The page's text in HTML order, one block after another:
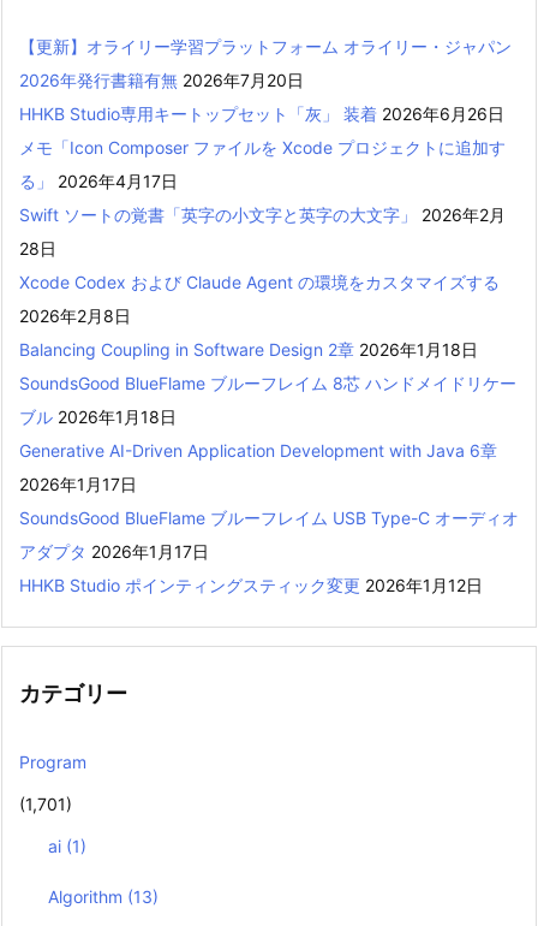
【更新】オライリー学習プラットフォーム オライリー・ジャパン
2026年発行書籍有無 2026年7月20日
HHKB Studio専用キートップセット「灰」 装着 2026年6月26日
メモ「Icon Composer ファイルを Xcode プロジェクトに追加す
る」
2026年4月17日
Swift ソートの覚書「英字の小文字と英字の大文字」
2026年2月
28日
Xcode Codex および Claude Agent の環境をカスタマイズする
2026年2月8日
Balancing Coupling in Software Design 2章 2026年1月18日
SoundsGood BlueFlame ブルーフレイム 8芯 ハンドメイドリケー
ブル 2026年1月18日
Generative AI-Driven Application Development with Java 6章
2026年1月17日
SoundsGood BlueFlame ブルーフレイム USB Type-C オーディオ
アダプタ 2026年1月17日
HHKB Studio ポインティングスティック変更 2026年1月12日
カテゴリー
Program
(1,701)
ai (1)
Algorithm (13)